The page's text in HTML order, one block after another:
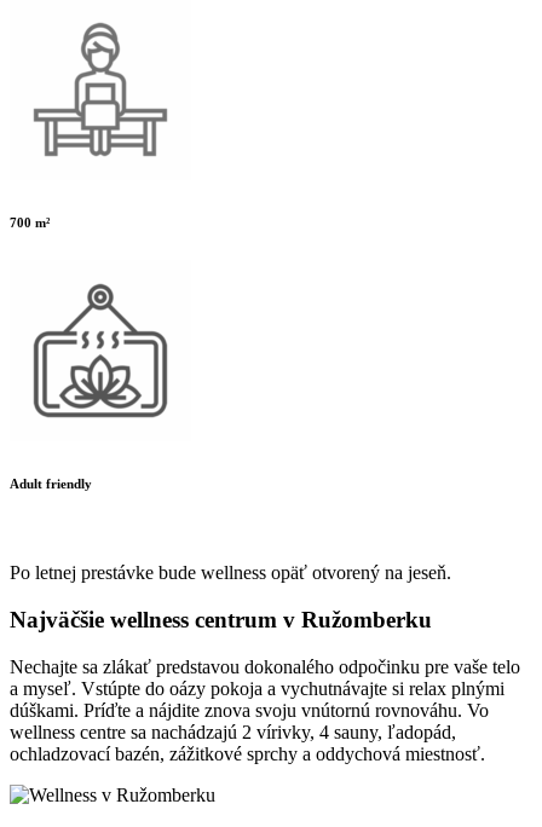
700 m²
Adult friendly
Po letnej prestávke bude wellness opäť otvorený na jeseň.
Najväčšie wellness centrum v Ružomberku
Nechajte sa zlákať predstavou dokonalého odpočinku pre vaše telo
a myseľ. Vstúpte do oázy pokoja a vychutnávajte si relax plnými
dúškami. Príďte a nájdite znova svoju vnútornú rovnováhu. Vo
wellness centre sa nachádzajú 2 vírivky, 4 sauny, ľadopád,
ochladzovací bazén, zážitkové sprchy a oddychová miestnosť.